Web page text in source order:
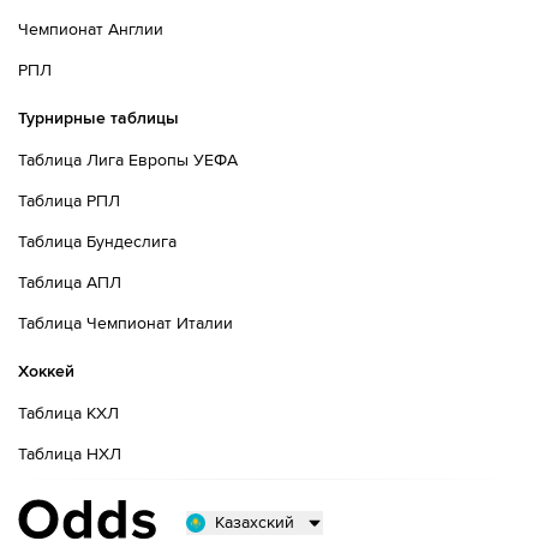
Чемпионат Англии
РПЛ
Турнирные таблицы
Таблица Лига Европы УЕФА
Таблица РПЛ
Таблица Бундеслига
Таблица АПЛ
Таблица Чемпионат Италии
Хоккей
Таблица КХЛ
Таблица НХЛ
Казахский